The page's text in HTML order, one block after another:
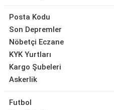
Posta Kodu
Son Depremler
Nöbetçi Eczane
KYK Yurtları
Kargo Şubeleri
Askerlik
Futbol